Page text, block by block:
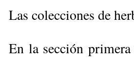
Las colecciones de
En la sección